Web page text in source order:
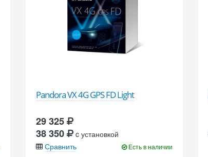
Pandora VX 4G GPS FD Light
29 325
38 350
c установкой
Сравнить
Есть в наличии